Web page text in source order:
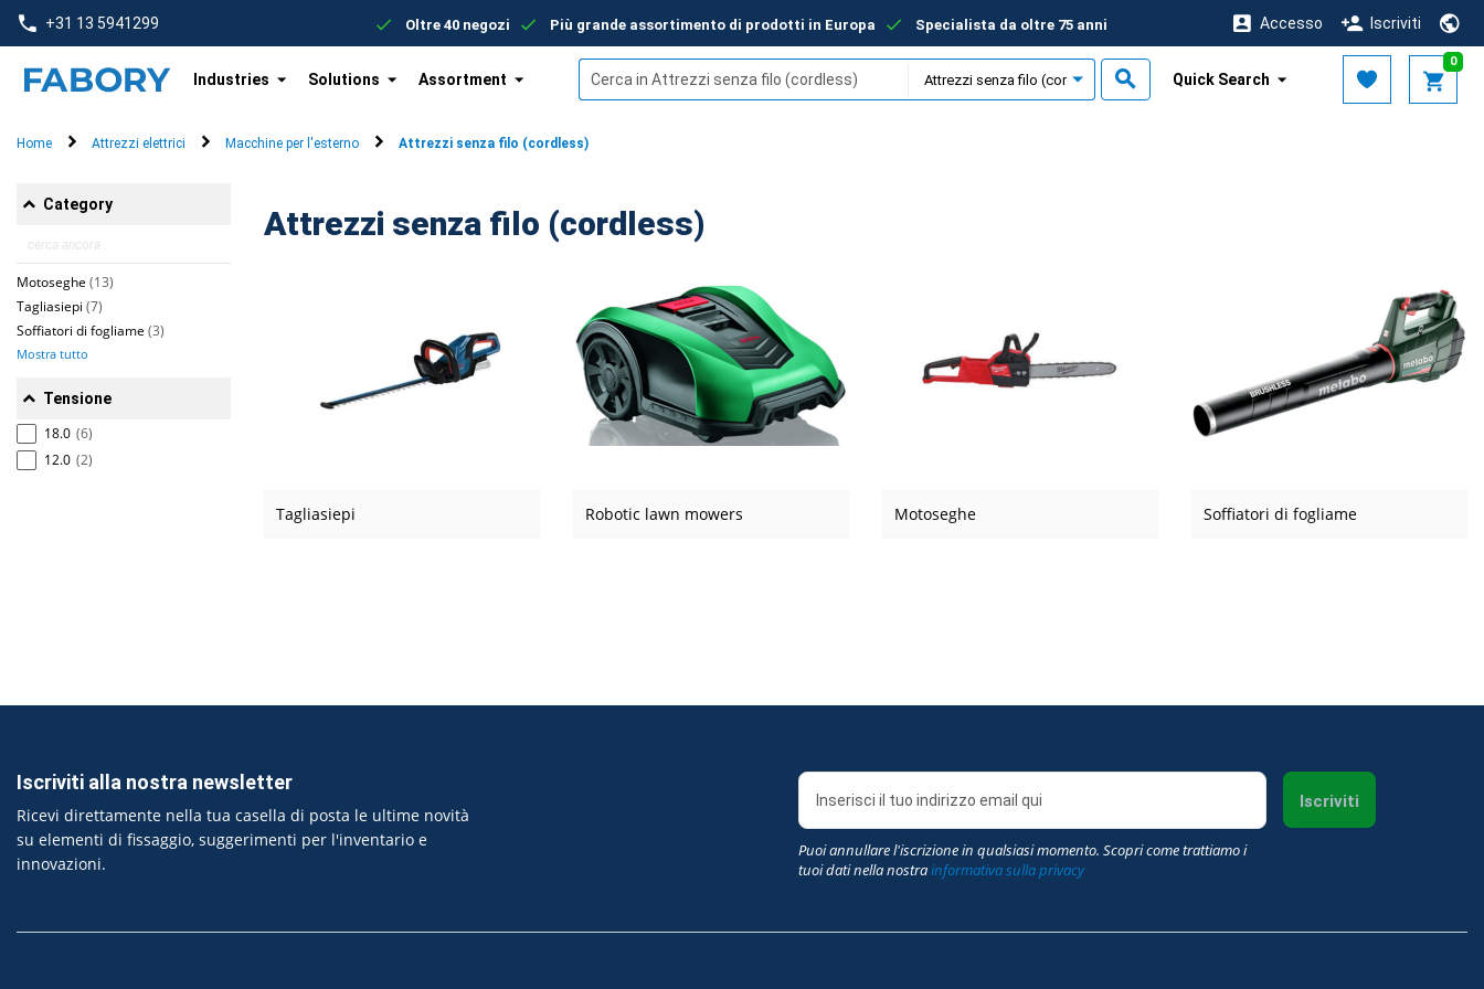
text.skipToContent
text.skipToNavigation
+31 13 5941299 Oltre 40 negozi Più grande assortimento di prodotti in Europa Specialista da oltre 75 anni Accesso Iscriviti
Industries Solutions Assortment
0
Quick Search
Home Attrezzi elettrici Macchine per l'esterno Attrezzi senza filo (cordless)
Category
Motoseghe (13)
Tagliasiepi (7)
Soffiatori di fogliame (3)
Mostra tutto
Tensione
18.0 (6)
12.0 (2)
Attrezzi senza filo (cordless)
Tagliasiepi Robotic lawn mowers Motoseghe Soffiatori di fogliame
Iscriviti alla nostra newsletter
Ricevi direttamente nella tua casella di posta le ultime novità
su elementi di fissaggio, suggerimenti per l'inventario e
innovazioni.
Puoi annullare l'iscrizione in qualsiasi momento. Scopri come trattiamo i
tuoi dati nella nostrainformativa sulla privacy
Iscriviti